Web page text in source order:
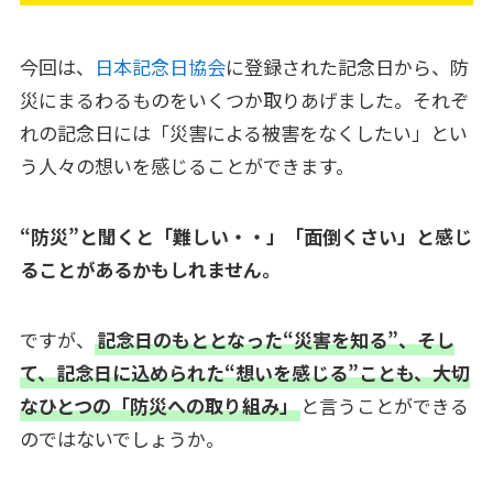
今回は、 日本記念日協会に登録された記念日から、防
災にまるわるものをいくつか取りあげました。それぞ
れの記念日には「災害による被害をなくしたい」とい
う人々の想いを感じることができます。
“防災”と聞くと「難しい・・」「面倒くさい」と感じ
ることがあるかもしれません。
ですが、 記念日のもととなった“災害を知る”、そし
て、記念日に込められた“想いを感じる”ことも、大切
なひとつの「防災への取り組み」と言うことができる
のではないでしょうか。